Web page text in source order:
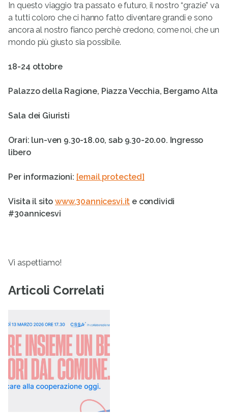
In questo viaggio tra passato e futuro, il nostro “grazie” va
a tutti coloro che ci hanno fatto diventare grandi e sono
ancora al nostro fianco perchè credono, come noi, che un
mondo più giusto sia possibile.
18-24 ottobre
Palazzo della Ragione, Piazza Vecchia, Bergamo Alta
Sala dei Giuristi
Orari: lun-ven 9.30-18.00, sab 9.30-20.00. Ingresso
libero
Per informazioni: [email protected]
Visita il sitowww.30annicesvi.it e condividi
#30annicesvi
Vi aspettiamo!
Articoli Correlati